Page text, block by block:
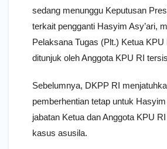
sedang menunggu Keputusan
terkait pengganti Hasyim Asy’ari,
Pelaksana Tugas (Plt.) Ketua KPU
ditunjuk oleh Anggota KPU RI
Sebelumnya, DKPP RI
pemberhentian tetap untuk Hasyim
jabatan Ketua dan Anggota KPU
kasus asusila.